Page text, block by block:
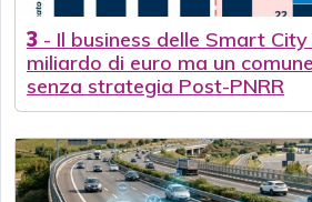
3 - Il business delle Smart
miliardo di euro ma un
senza strategia Post-PNRR